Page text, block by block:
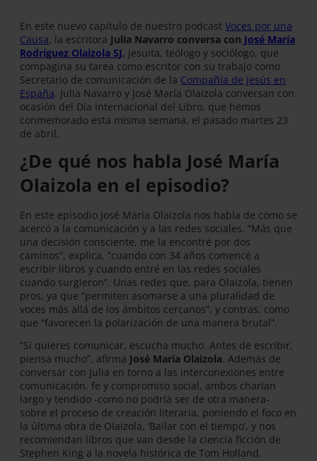
En este nuevo capítulo de nuestro podcast Voces por una
Causa, la escritora Julia Navarro conversa con José María
Rodríguez Olaizola SJ, jesuita, teólogo y sociólogo, que
compagina su tarea como escritor con su trabajo como
Secretario de comunicación de la Compañía de Jesús en
España. Julia Navarro y José María Olaizola conversan con
ocasión del Día Internacional del Libro, que hemos
conmemorado esta misma semana, el pasado martes 23
de abril.
¿De qué nos habla José María
Olaizola en el episodio?
En este episodio José María Olaizola nos habla de cómo se
acercó a la comunicación y a las redes sociales. “Más que
una decisión consciente, me la encontré por dos
caminos”, explica, “cuando con 34 años comencé a
escribir libros y cuando entré en las redes sociales
cuando surgieron”. Unas redes que, para Olaizola, tienen
pros, ya que “permiten asomarse a una pluralidad de
voces más allá de los ámbitos cercanos”, y contras, como
que “favorecen la polarización de una manera brutal”.
“Si quieres comunicar, escucha mucho. Antes de escribir,
piensa mucho”, afirma José María Olaizola. Además de
conversar con Julia en torno a las interconexiones entre
comunicación, fe y compromiso social, ambos charlan
largo y tendido -como no podría ser de otra manera-
sobre el proceso de creación literaria, poniendo el foco en
la última obra de Olaizola, ‘Bailar con el tiempo’, y nos
recomiendan libros que van desde la ciencia ficción de
Stephen King a la novela histórica de Tom Holland.